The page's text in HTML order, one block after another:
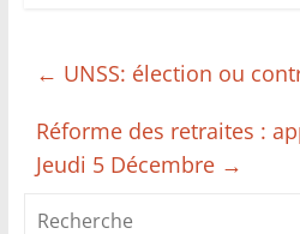
← UNSS: élection ou
Réforme des retraites :
Jeudi 5 Décembre →